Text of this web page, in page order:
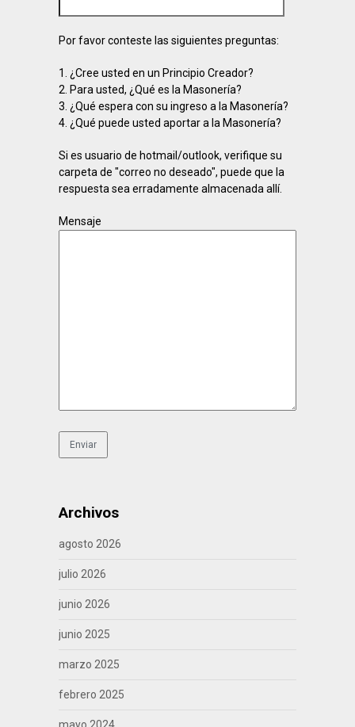
Por favor conteste las siguientes preguntas:
1. ¿Cree usted en un Principio Creador?
2. Para usted, ¿Qué es la Masonería?
3. ¿Qué espera con su ingreso a la Masonería?
4. ¿Qué puede usted aportar a la Masonería?
Si es usuario de hotmail/outlook, verifique su
carpeta de "correo no deseado", puede que la
respuesta sea erradamente almacenada allí.
Mensaje
Archivos
agosto 2026
julio 2026
junio 2026
junio 2025
marzo 2025
febrero 2025